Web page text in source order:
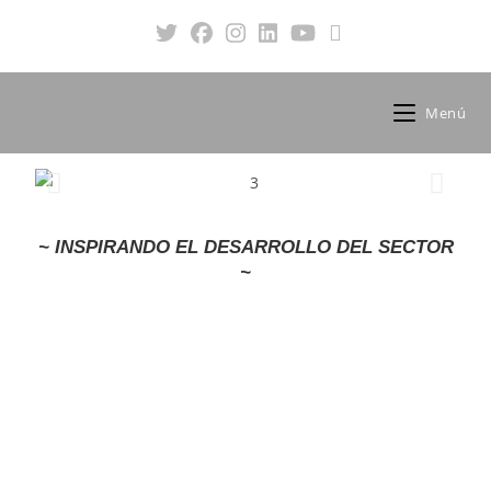
Menú
~ INSPIRANDO EL DESARROLLO DEL SECTOR
~